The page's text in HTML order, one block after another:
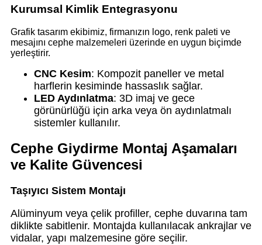
Kurumsal Kimlik Entegrasyonu
Grafik tasarım ekibimiz, firmanızın logo, renk paleti ve
mesajını cephe malzemeleri üzerinde en uygun biçimde
yerleştirir.
CNC Kesim: Kompozit paneller ve metal
harflerin kesiminde hassaslık sağlar.
LED Aydınlatma: 3D imaj ve gece
görünürlüğü için arka veya ön aydınlatmalı
sistemler kullanılır.
Cephe Giydirme Montaj Aşamaları
ve Kalite Güvencesi
Taşıyıcı Sistem Montajı
Alüminyum veya çelik profiller, cephe duvarına tam
diklikte sabitlenir. Montajda kullanılacak ankrajlar ve
vidalar, yapı malzemesine göre seçilir.